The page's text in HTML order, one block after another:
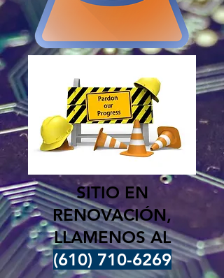
SITIO EN
RENOVACIÓN,
LLAMENOS AL
(610) 710-6269